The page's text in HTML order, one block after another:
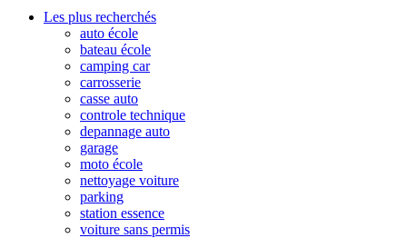
Les plus recherchés
auto école
bateau école
camping car
carrosserie
casse auto
controle technique
depannage auto
garage
moto école
nettoyage voiture
parking
station essence
voiture sans permis